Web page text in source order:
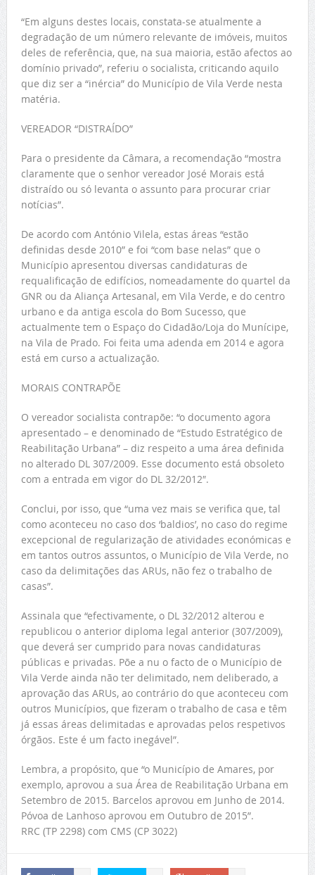
“Em alguns destes locais, constata-se atualmente a
degradação de um número relevante de imóveis, muitos
deles de referência, que, na sua maioria, estão afectos ao
domínio privado”, referiu o socialista, criticando aquilo
que diz ser a “inércia” do Município de Vila Verde nesta
matéria.
VEREADOR “DISTRAÍDO”
Para o presidente da Câmara, a recomendação “mostra
claramente que o senhor vereador José Morais está
distraído ou só levanta o assunto para procurar criar
notícias”.
De acordo com António Vilela, estas áreas “estão
definidas desde 2010” e foi “com base nelas” que o
Município apresentou diversas candidaturas de
requalificação de edifícios, nomeadamente do quartel da
GNR ou da Aliança Artesanal, em Vila Verde, e do centro
urbano e da antiga escola do Bom Sucesso, que
actualmente tem o Espaço do Cidadão/Loja do Munícipe,
na Vila de Prado. Foi feita uma adenda em 2014 e agora
está em curso a actualização.
MORAIS CONTRAPÕE
O vereador socialista contrapõe: “o documento agora
apresentado – e denominado de “Estudo Estratégico de
Reabilitação Urbana” – diz respeito a uma área definida
no alterado DL 307/2009. Esse documento está obsoleto
com a entrada em vigor do DL 32/2012″.
Conclui, por isso, que “uma vez mais se verifica que, tal
como aconteceu no caso dos ‘baldios’, no caso do regime
excepcional de regularização de atividades económicas e
em tantos outros assuntos, o Município de Vila Verde, no
caso da delimitações das ARUs, não fez o trabalho de
casas”.
Assinala que “efectivamente, o DL 32/2012 alterou e
republicou o anterior diploma legal anterior (307/2009),
que deverá ser cumprido para novas candidaturas
públicas e privadas. Põe a nu o facto de o Município de
Vila Verde ainda não ter delimitado, nem deliberado, a
aprovação das ARUs, ao contrário do que aconteceu com
outros Municípios, que fizeram o trabalho de casa e têm
já essas áreas delimitadas e aprovadas pelos respetivos
órgãos. Este é um facto inegável”.
Lembra, a propósito, que “o Município de Amares, por
exemplo, aprovou a sua Área de Reabilitação Urbana em
Setembro de 2015. Barcelos aprovou em Junho de 2014.
Póvoa de Lanhoso aprovou em Outubro de 2015”.
RRC (TP 2298) com CMS (CP 3022)